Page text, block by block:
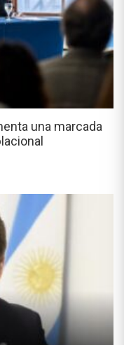
una marcada